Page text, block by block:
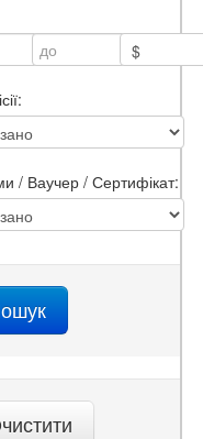
/ Ваучер / Сертифікат: